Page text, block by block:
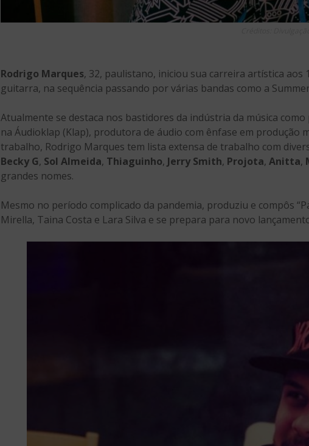
Rodrigo Marques, 32, paulistano, iniciou sua carreira artística
guitarra, na sequência passando por várias bandas como a
Atualmente se destaca nos bastidores da indústria da música
na Áudioklap (Klap), produtora de áudio com ênfase em produção
trabalho, Rodrigo Marques tem lista extensa de trabalho com
Becky G, Sol Almeida, Thiaguinho, Jerry Smith, Projota, Anitta,
grandes nomes.
Mesmo no período complicado da pandemia, produziu e compôs
Mirella, Taina Costa e Lara Silva e se prepara para novo